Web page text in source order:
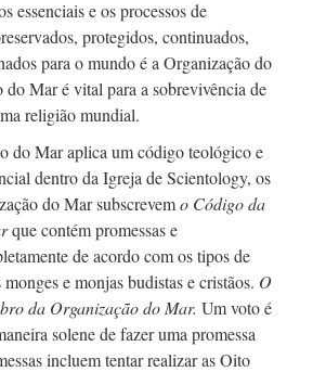
essenciais e os processos de
protegidos, continuados,
para o mundo é a Organização do
Mar é vital para a sobrevivência de
religião mundial.
do Mar aplica um código teológico e
dentro da Igreja de Scientology, os
do Mar subscrevemo Código da
que contém promessas e
de acordo com os tipos de
e monjas budistas e cristãos. O
da Organização do Mar. Um voto é
solene de fazer uma promessa
incluem tentar realizar as Oito